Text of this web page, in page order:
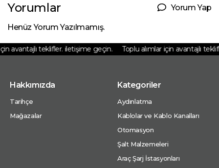
Yorumlar Yorum Yap
Henüz Yorum Yazılmamış.
avantajlı teklifler. iletişime geçin. Toplu alımlar için avantajlı
Hakkımızda
Tarihçe
Mağazalar
Kategoriler
Aydınlatma
Kablolar ve Kablo Kanalları
Otomasyon
Şalt Malzemeleri
Araç Şarj İstasyonları